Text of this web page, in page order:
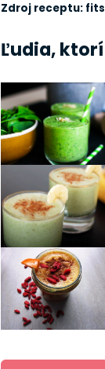
Zdroj receptu:
Ľudia,